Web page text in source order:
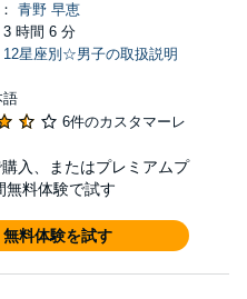
青野 早恵
時間 6 分
12星座別☆男子の取扱説明
語
6件のカスタマーレ
購入、またはプレミアムプ
無料体験で試す
無料体験を試す